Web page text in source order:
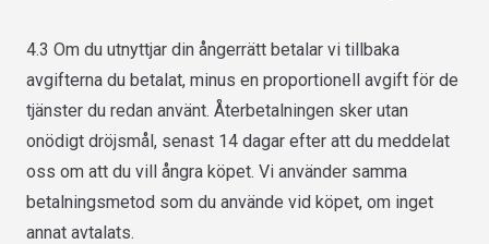
4.3 Om du utnyttjar din ångerrätt betalar vi tillbaka
avgifterna du betalat, minus en proportionell avgift för de
tjänster du redan använt. Återbetalningen sker utan
onödigt dröjsmål, senast 14 dagar efter att du meddelat
oss om att du vill ångra köpet. Vi använder samma
betalningsmetod som du använde vid köpet, om inget
annat avtalats.